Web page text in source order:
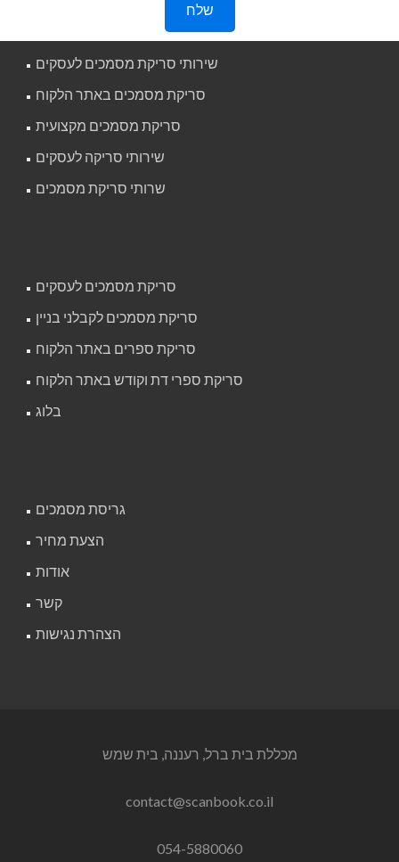
שלח
שירותי סריקת מסמכים לעסקים
סריקת מסמכים באתר הלקוח
סריקת מסמכים מקצועית
שירותי סריקה לעסקים
שרותי סריקת מסמכים
סריקת מסמכים לעסקים
סריקת מסמכים לקבלני בניין
סריקת ספרים באתר הלקוח
סריקת ספרי דת וקודש באתר הלקוח
בלוג
גריסת מסמכים
הצעת מחיר
אודות
קשר
הצהרת נגישות
מכללת בית ברל, רעננה, בית שמש
contact@scanbook.co.il
054-5880060